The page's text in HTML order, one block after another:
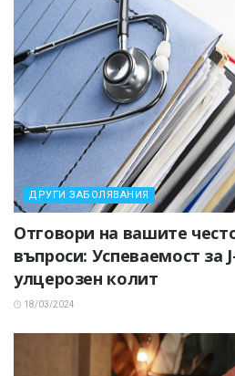
ДРУГИ ЗАБОЛЯВАНИЯ
Отговори на вашите
въпроси: Успеваемост за
улцерозен колит
18/03/2024